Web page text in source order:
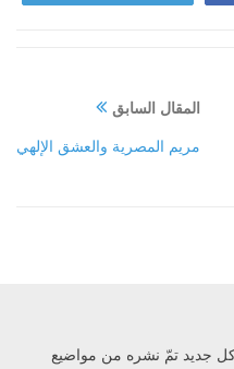
المقال السابق
مريم المصرية والعشق الإلهي
جديد تمّ نشره من مواضيع